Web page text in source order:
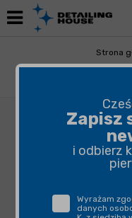
Strona
Maszyny
Zapisz
i odbierz
Wyrażam
danych